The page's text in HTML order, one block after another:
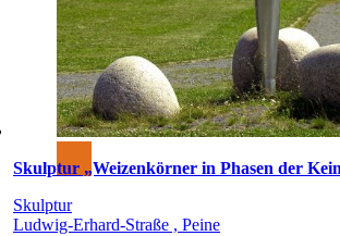
Skulptur „Weizenkörner in Phasen der
Skulptur
Ludwig-Erhard-Straße , Peine